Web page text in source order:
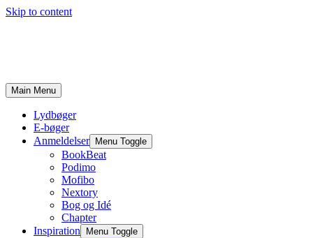
Skip to content
Main Menu
Lydbøger
E-bøger
Anmeldelser
Menu Toggle
BookBeat
Podimo
Mofibo
Nextory
Bog og Idé
Chapter
Inspiration
Menu Toggle